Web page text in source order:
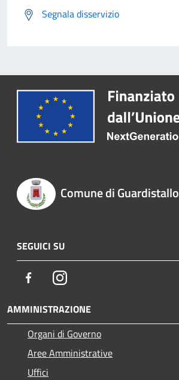
Segnala disservizio
Comune di Guardistallo
SEGUICI SU
FacebookInstagram
AMMINISTRAZIONE
Organi di Governo
Aree Amministrative
Uffici